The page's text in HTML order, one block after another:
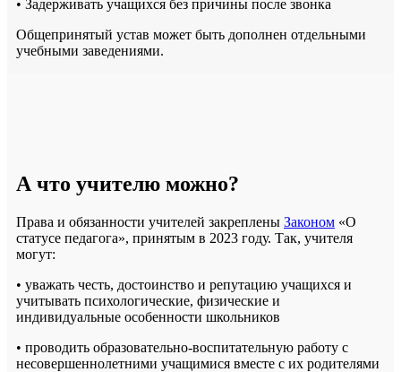
• Задерживать учащихся без причины после звонка
Общепринятый устав может быть дополнен отдельными
учебными заведениями.
А что учителю можно?
Права и обязанности учителей закреплены Законом «О
статусе педагога», принятым в 2023 году. Так, учителя
могут:
• уважать честь, достоинство и репутацию учащихся и
учитывать психологические, физические и
индивидуальные особенности школьников
• проводить образовательно-воспитательную работу с
несовершеннолетними учащимися вместе с их родителями